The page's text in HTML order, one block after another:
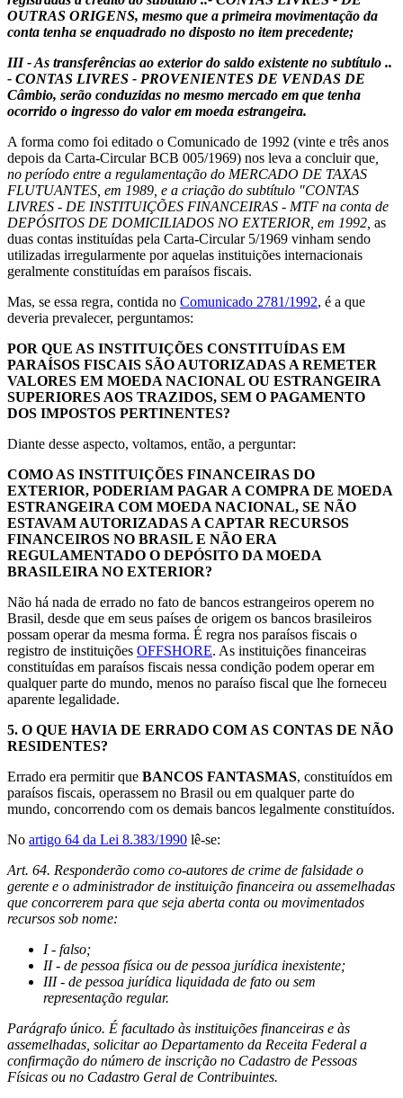
OUTRAS ORIGENS, mesmo que a primeira movimentação da
conta tenha se enquadrado no disposto no item precedente;
III - As transferências ao exterior do saldo existente no subtítulo ..
- CONTAS LIVRES - PROVENIENTES DE VENDAS DE
Câmbio, serão conduzidas no mesmo mercado em que tenha
ocorrido o ingresso do valor em moeda estrangeira.
A forma como foi editado o Comunicado de 1992 (vinte e três anos
depois da Carta-Circular BCB 005/1969) nos leva a concluir que
no período entre a regulamentação do MERCADO DE TAXAS
FLUTUANTES, em 1989, e a criação do subtítulo "CONTAS
LIVRES - DE INSTITUIÇÕES FINANCEIRAS - MTF na conta de
DEPÓSITOS DE DOMICILIADOS NO EXTERIOR, em 1992, as
duas contas instituídas pela Carta-Circular 5/1969 vinham sendo
utilizadas irregularmente por aquelas instituições internacionais
geralmente constituídas em paraísos fiscais.
Mas, se essa regra, contida no Comunicado 2781/1992, é a que
deveria prevalecer, perguntamos:
POR QUE AS INSTITUIÇÕES CONSTITUÍDAS EM
PARAÍSOS FISCAIS SÃO AUTORIZADAS A REMETER
VALORES EM MOEDA NACIONAL OU ESTRANGEIRA
SUPERIORES AOS TRAZIDOS, SEM O PAGAMENTO
DOS IMPOSTOS PERTINENTES?
Diante desse aspecto, voltamos, então, a perguntar:
COMO AS INSTITUIÇÕES FINANCEIRAS DO
EXTERIOR, PODERIAM PAGAR A COMPRA DE MOEDA
ESTRANGEIRA COM MOEDA NACIONAL, SE NÃO
ESTAVAM AUTORIZADAS A CAPTAR RECURSOS
FINANCEIROS NO BRASIL E NÃO ERA
REGULAMENTADO O DEPÓSITO DA MOEDA
BRASILEIRA NO EXTERIOR?
Não há nada de errado no fato de bancos estrangeiros operem no
Brasil, desde que em seus países de origem os bancos brasileiros
possam operar da mesma forma. É regra nos paraísos fiscais o
registro de instituições OFFSHORE. As instituições financeiras
constituídas em paraísos fiscais nessa condição podem operar em
qualquer parte do mundo, menos no paraíso fiscal que lhe forneceu
aparente legalidade.
5. O QUE HAVIA DE ERRADO COM AS CONTAS DE NÃO
RESIDENTES?
Errado era permitir que BANCOS FANTASMAS, constituídos em
paraísos fiscais, operassem no Brasil ou em qualquer parte do
mundo, concorrendo com os demais bancos legalmente constituídos.
No artigo 64 da Lei 8.383/1990 lê-se:
Art. 64. Responderão como co-autores de crime de falsidade o
gerente e o administrador de instituição financeira ou assemelhadas
que concorrerem para que seja aberta conta ou movimentados
recursos sob nome:
I - falso;
II - de pessoa física ou de pessoa jurídica inexistente;
III - de pessoa jurídica liquidada de fato ou sem
representação regular.
Parágrafo único. É facultado às instituições financeiras e às
assemelhadas, solicitar ao Departamento da Receita Federal a
confirmação do número de inscrição no Cadastro de Pessoas
Físicas ou no Cadastro Geral de Contribuintes.